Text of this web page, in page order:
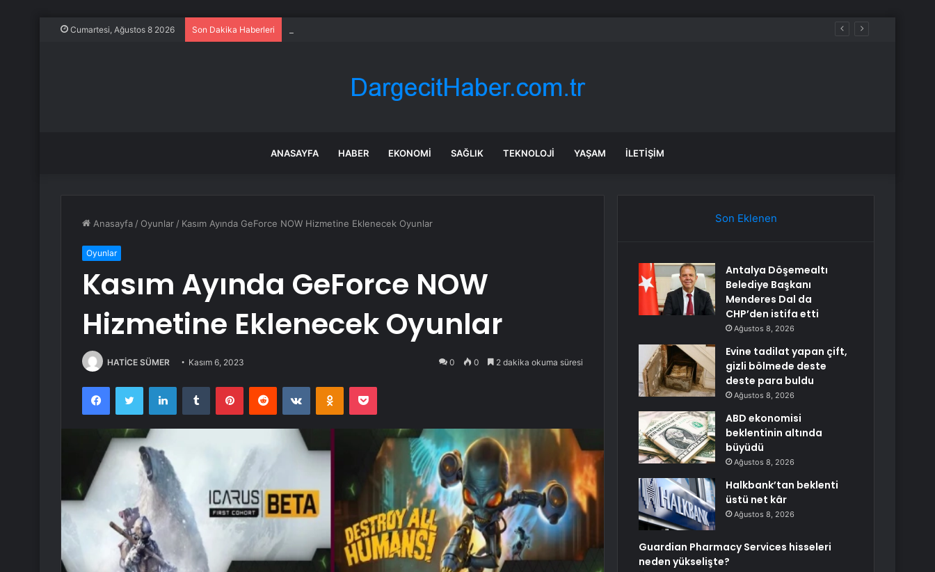
Cumartesi, Ağustos 8 2026 Son Dakika Haberleri
ANASAYFA HABER EKONOMI SAĞLIK TEKNOLOJI YAŞAM İLETIŞIM
Anasayfa / Oyunlar / Kasım Ayında GeForce NOW Hizmetine Eklenecek Oyunlar
Oyunlar
Kasım Ayında GeForce NOW
Hizmetine Eklenecek Oyunlar
HATİCE SÜMER Kasım 6, 2023 0 0 2 dakika okuma süresi
FacebookTwitter LinkedInTumblr PinterestReddit VKontakteOdnoklassniki
Pocket
Son Eklenen
Antalya Döşemealtı
Belediye Başkanı
Menderes Dal da
CHP’den istifa etti
Ağustos 8, 2026
Evine tadilat yapan çift,
gizli bölmede deste
deste para buldu
Ağustos 8, 2026
ABD ekonomisi
beklentinin altında
büyüdü
Ağustos 8, 2026
Halkbank’tan beklenti
üstü net kâr
Ağustos 8, 2026
Guardian Pharmacy Services hisseleri
neden yükselişte?